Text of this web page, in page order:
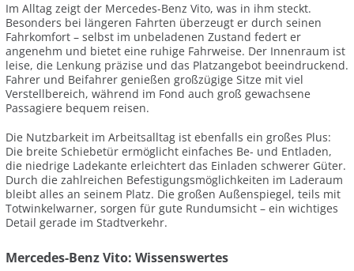
Im Alltag zeigt der Mercedes-Benz Vito, was in ihm steckt.
Besonders bei längeren Fahrten überzeugt er durch seinen
Fahrkomfort – selbst im unbeladenen Zustand federt er
angenehm und bietet eine ruhige Fahrweise. Der Innenraum ist
leise, die Lenkung präzise und das Platzangebot beeindruckend.
Fahrer und Beifahrer genießen großzügige Sitze mit viel
Verstellbereich, während im Fond auch groß gewachsene
Passagiere bequem reisen.
Die Nutzbarkeit im Arbeitsalltag ist ebenfalls ein großes Plus:
Die breite Schiebetür ermöglicht einfaches Be- und Entladen,
die niedrige Ladekante erleichtert das Einladen schwerer Güter.
Durch die zahlreichen Befestigungsmöglichkeiten im Laderaum
bleibt alles an seinem Platz. Die großen Außenspiegel, teils mit
Totwinkelwarner, sorgen für gute Rundumsicht – ein wichtiges
Detail gerade im Stadtverkehr.
Mercedes-Benz Vito: Wissenswertes